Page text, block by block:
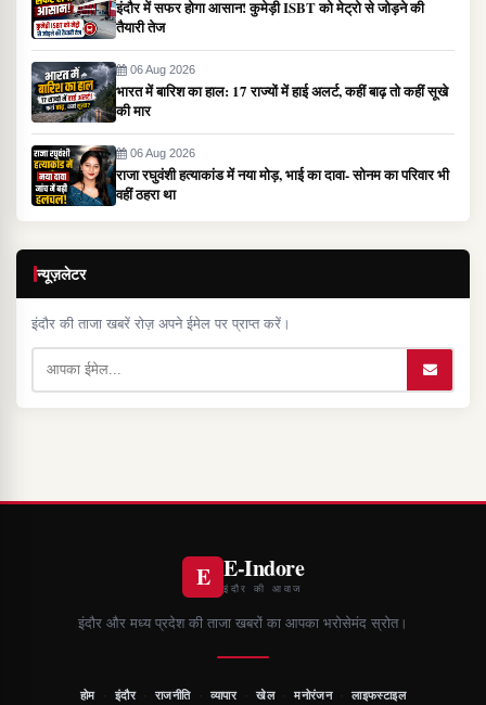
इंदौर में सफर होगा आसान! कुमेड़ी ISBT को मेट्रो से जोड़ने की
तैयारी तेज
06 Aug 2026
भारत में बारिश का हाल: 17 राज्यों में हाई अलर्ट, कहीं बाढ़ तो कहीं सूखे
की मार
06 Aug 2026
राजा रघुवंशी हत्याकांड में नया मोड़, भाई का दावा- सोनम का परिवार भी
वहीं ठहरा था
न्यूज़लेटर
इंदौर की ताजा खबरें रोज़ अपने ईमेल पर प्राप्त करें।
E E-Indore
इंदौर की आवाज
इंदौर और मध्य प्रदेश की ताजा खबरों का आपका भरोसेमंद स्रोत।
होम इंदौर राजनीति व्यापार खेल मनोरंजन लाइफस्टाइल